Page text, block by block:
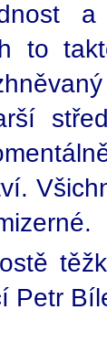
to
Petr